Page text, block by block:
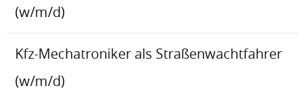
(w/m/d)
Kfz-Mechatroniker als Straßenwachtfahrer
(w/m/d)